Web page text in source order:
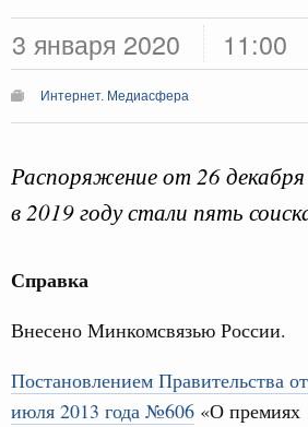
3 января 2020 11:00
Интернет. Медиасфера
Распоряжение от 26
в 2019 году стали пять
Справка
Внесено Минкомсвязью России.
Постановлением Правительства
июля 2013 года №606 «О премиях
программы
со справками к
перейдите в раздел "Поиск по
6 августа, четверг
развитие. Инновации